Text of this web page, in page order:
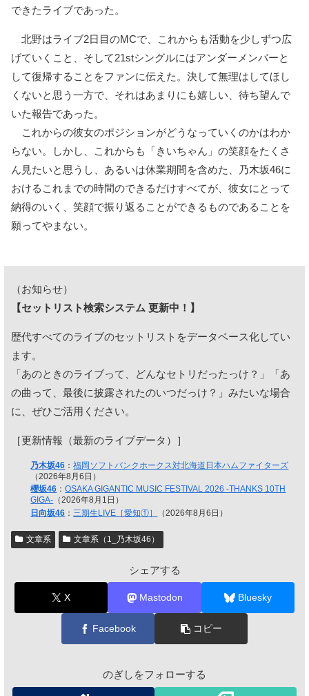
できたライブであった。
北野はライブ2日目のMCで、これからも活動を少しずつ広
げていくこと、そして21stシングルにはアンダーメンバーと
して復帰することをファンに伝えた。決して無理はしてほし
くないと思う一方で、それはあまりにも嬉しい、待ち望んで
いた報告であった。
これからの彼女のポジションがどうなっていくのかはわか
らない。しかし、これからも「きいちゃん」の笑顔をたくさ
ん見たいと思うし、あるいは休業期間を含めた、乃木坂46に
おけるこれまでの時間のできるだけすべてが、彼女にとって
納得のいく、笑顔で振り返ることができるものであることを
願ってやまない。
（お知らせ）
【セットリスト検索システム 更新中！】
歴代すべてのライブのセットリストをデータベース化してい
ます。
「あのときのライブって、どんなセトリだったっけ？」「あ
の曲って、最後に披露されたのいつだっけ？」みたいな場合
に、ぜひご活用ください。
［更新情報（最新のライブデータ）］
乃木坂46 ：福岡ソフトバンクホークス対北海道日本ハムファイターズ
（2026年8月6日）
櫻坂46 ：OSAKA GIGANTIC MUSIC FESTIVAL 2026 -THANKS 10TH
GIGA- （2026年8月1日）
日向坂46 ： 三期生LIVE［愛知①］ （2026年8月6日）
文章系 文章系（1_乃木坂46）
シェアする
X Mastodon Bluesky
Facebook コピー
のぎしをフォローする